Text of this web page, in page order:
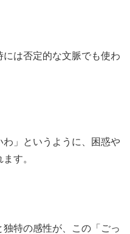
は否定的な文脈でも使わ
わ」というように、困惑や
す。
特の感性が、この「ごっ